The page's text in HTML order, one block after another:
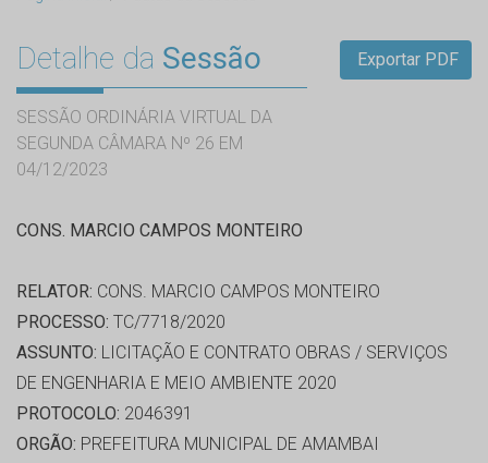
Detalhe da Sessão
SESSÃO ORDINÁRIA VIRTUAL DA
SEGUNDA CÂMARA Nº 26 EM
04/12/2023
Exportar PDF
CONS. MARCIO CAMPOS MONTEIRO
RELATOR: CONS. MARCIO CAMPOS MONTEIRO
PROCESSO: TC/7718/2020
ASSUNTO: LICITAÇÃO E CONTRATO OBRAS / SERVIÇOS
DE ENGENHARIA E MEIO AMBIENTE 2020
PROTOCOLO: 2046391
ORGÃO: PREFEITURA MUNICIPAL DE AMAMBAI